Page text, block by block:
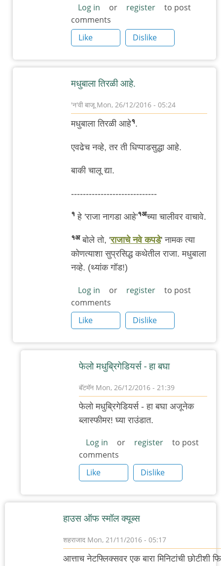
दिवसांनी
मधुबालेचा
by
सिंग
Log in or register
to post
comments
Like
Dislike
मधुबाला तिरळी आहे.
'न'वी बाजूMon, 26/12/2016 - 05:24
reply
to
बर्‍याच
by
सिंग
मधुबाला तिरळी आहे१.
एवढेच नव्हे, तर ती धिप्पाडसुद्धा आहे.
बाकी चालू द्या.
-----------------------------
१ हे 'राजा नागडा आहे'१अच्या चालीवर वाचावे.
१अ बोले तो, 'राजाचे नवे कपडे' नामक त्या
कोणत्याशा सुप्रसिद्ध कथेतील राजा. मधुबाला
नव्हे. (थ्यांक गॉड!)
Log in or register
to post
comments
Like
Dislike
फेलो मधुब्रिगेडियर्स - हा बघा
बॅटमॅन Mon, 26/12/2016 - 21:39
In
मधुबाला
तिरळी
आहे.
by
'न'वी
फेलो मधुब्रिगेडियर्स - हा बघा अजूनेक
ब्लास्फीमर! घ्या राउंडात.
Log in or register
to post
comments
Like
Dislike
हाउस ऑफ स्मॉल क्यूब्स
शहराजाद Mon, 21/11/2016 - 05:17
आत्ताच नेटफ्लिक्सवर एक बारा मिनिटांची